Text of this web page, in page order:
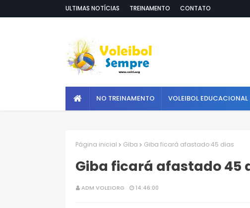
ULTIMAS NOTÍCIAS TREINAMENTO CONTATO
NO TREINAMENTO VOLEIBOL EDUCACIONAL
Página inicial Giba Giba ficará afastado 45 dias
Giba ficará afastado 45
ADM VOLEIORG 14:46:00